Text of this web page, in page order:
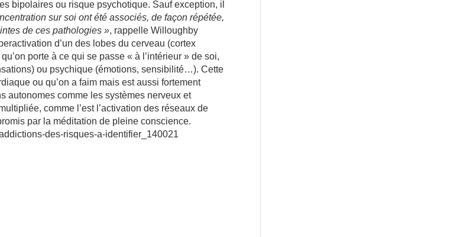
bipolaires ou risque psychotique. Sauf exception, il
sur soi ont été associés, de façon répétée,
de ces pathologies », rappelle Willoughby
d’un des lobes du cerveau (cortex
porte à ce qui se passe « à l’intérieur » de soi,
ou psychique (émotions, sensibilité…). Cette
ou qu’on a faim mais est aussi fortement
autonomes comme les systèmes nerveux et
comme l’est l’activation des réseaux de
par la méditation de pleine conscience.
des-risques-a-identifier_140021